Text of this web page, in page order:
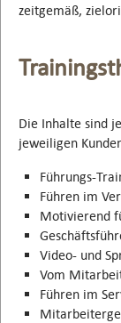
zeitgemäß,
Die Inhalte sind
jeweiligen
Führungs-
Führen im
Motivierend
Video- und
Vom
Führen im